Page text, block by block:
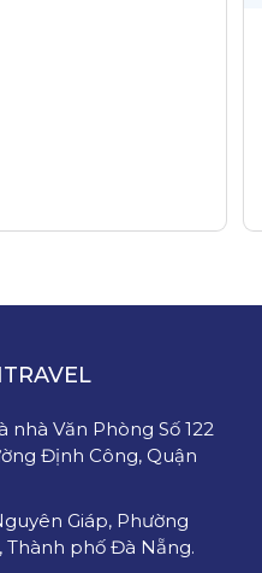
nhà Văn Phòng Số 122
Định Công, Quận
Giáp, Phường
Thành phố Đà Nẵng.